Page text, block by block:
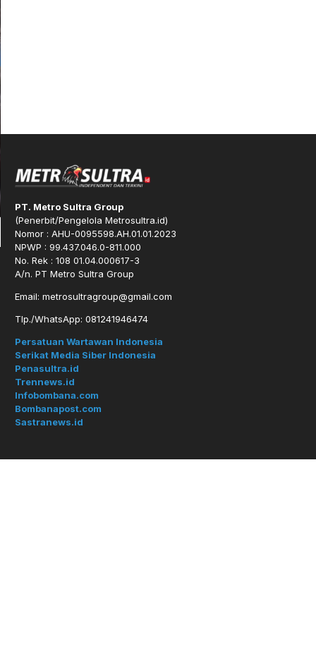
PT. Metro Sultra Group
(Penerbit/Pengelola Metrosultra.id)
Nomor : AHU-0095598.AH.01.01.2023
NPWP : 99.437.046.0-811.000
No. Rek : 108 01.04.000617-3
A/n. PT Metro Sultra Group
Email: metrosultragroup@gmail.com
Tlp./WhatsApp: 081241946474
Persatuan Wartawan Indonesia
Serikat Media Siber Indonesia
Penasultra.id
Trennews.id
Infobombana.com
Bombanapost.com
Sastranews.id